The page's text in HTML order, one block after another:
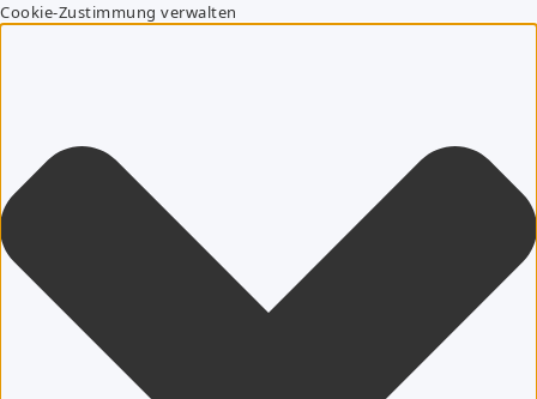
Cookie-Zustimmung verwalten